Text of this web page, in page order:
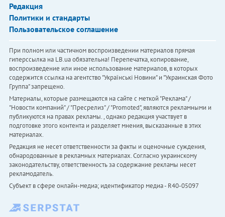
Редакция
Политики и стандарты
Пользовательское соглашение
При полном или частичном воспроизведении материалов прямая
гиперссылка на LB.ua обязательна! Перепечатка, копирование,
воспроизведение или иное использование материалов, в которых
содержится ссылка на агентство "Українськi Новини" и "Украинская Фото
Группа" запрещено.
Материалы, которые размещаются на сайте с меткой "Реклама" /
"Новости компаний" / "Пресрелиз" / "Promoted", являются рекламными и
публикуются на правах рекламы. , однако редакция участвует в
подготовке этого контента и разделяет мнения, высказанные в этих
материалах.
Редакция не несет ответственности за факты и оценочные суждения,
обнародованные в рекламных материалах. Согласно украинскому
законодательству, ответственность за содержание рекламы несет
рекламодатель.
Субъект в сфере онлайн-медиа; идентификатор медиа - R40-05097